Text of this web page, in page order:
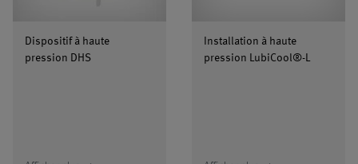
Dispositif à haute
pression DHS
Installation à haute
pression LubiCool®-L